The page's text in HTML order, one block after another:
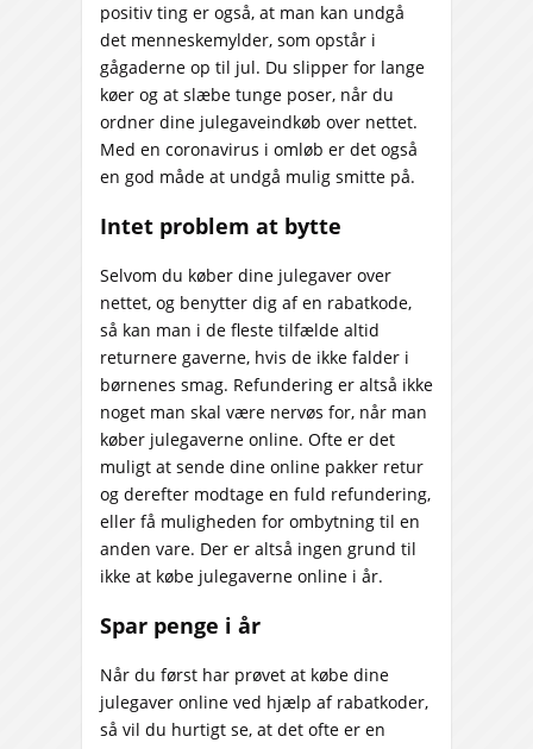
positiv ting er også, at man kan undgå
det menneskemylder, som opstår i
gågaderne op til jul. Du slipper for lange
køer og at slæbe tunge poser, når du
ordner dine julegaveindkøb over nettet.
Med en coronavirus i omløb er det også
en god måde at undgå mulig smitte på.
Intet problem at bytte
Selvom du køber dine julegaver over
nettet, og benytter dig af en rabatkode,
så kan man i de fleste tilfælde altid
returnere gaverne, hvis de ikke falder i
børnenes smag. Refundering er altså ikke
noget man skal være nervøs for, når man
køber julegaverne online. Ofte er det
muligt at sende dine online pakker retur
og derefter modtage en fuld refundering,
eller få muligheden for ombytning til en
anden vare. Der er altså ingen grund til
ikke at købe julegaverne online i år.
Spar penge i år
Når du først har prøvet at købe dine
julegaver online ved hjælp af rabatkoder,
så vil du hurtigt se, at det ofte er en